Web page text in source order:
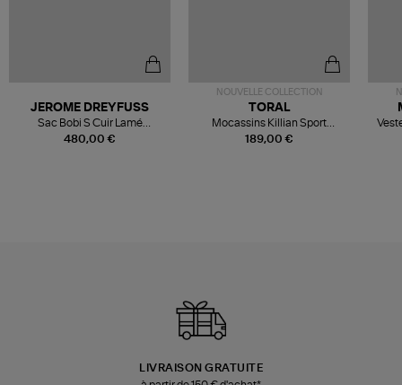
480,00 €
JEROME DREYFUSS
Sac Bobi S Cuir Lamé
Champagne
NOUVELLE COLLECTION
189,00 €
TORAL
Mocassins Killian Sport
Mousse
LIVRAISON GRATUITE